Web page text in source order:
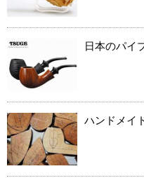
日本のパイ
ハンドメイ